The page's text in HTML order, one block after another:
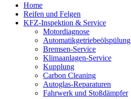
Home
Reifen und Felgen
KFZ-Inspektion & Service
Motordiagnose
Automatikgetriebeölspülung
Bremsen-Service
Klimaanlagen-Service
Kupplung
Carbon Cleaning
Autoglas-Reparaturen
Fahrwerk und Stoßdämpfer